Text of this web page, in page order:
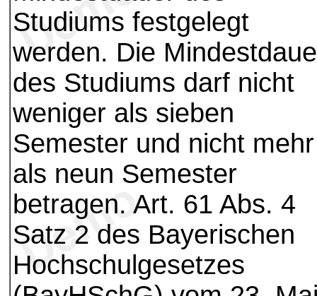
Studiums festgelegt
werden. Die
des Studiums darf nicht
weniger als sieben
Semester und nicht mehr
als neun Semester
betragen. Art. 61 Abs. 4
Satz 2 des Bayerischen
Hochschulgesetzes